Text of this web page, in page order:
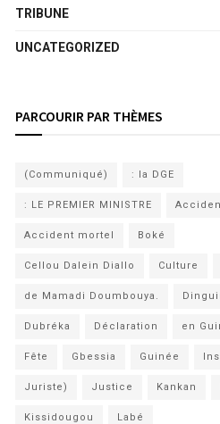
TRIBUNE
UNCATEGORIZED
PARCOURIR PAR THÈMES
(Communiqué) : la DGE
: LE PREMIER MINISTRE
Accident mortel Boké
Cellou Dalein Diallo Culture
de Mamadi Doumbouya.
Dubréka Déclaration en
Fête Gbessia Guinée
Juriste) Justice Kankan
Kissidougou Labé